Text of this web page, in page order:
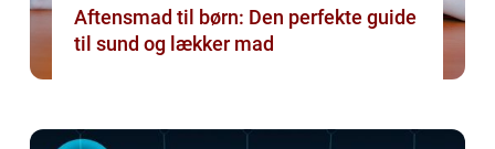
Aftensmad til børn: Den perfekte guide
til sund og lækker mad